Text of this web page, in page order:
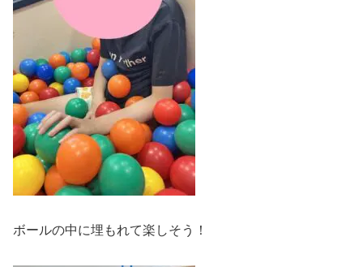
ボールの中に埋もれて楽しそう！